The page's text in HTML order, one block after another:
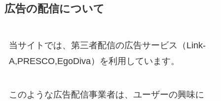
広告の配信について
当サイトでは、第三者配信の広告サービス（Link-
A,PRESCO,EgoDiva ）を利用しています。
このような広告配信事業者は、ユーザーの興味に